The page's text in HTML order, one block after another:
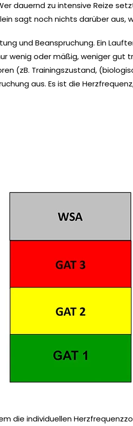
dauernd zu intensive Reize
sagt noch nichts darüber aus,
und Beanspruchung. Ein
wenig oder mäßig, weniger gut
(zB. Trainingszustand,
aus. Es ist die
die individuellen